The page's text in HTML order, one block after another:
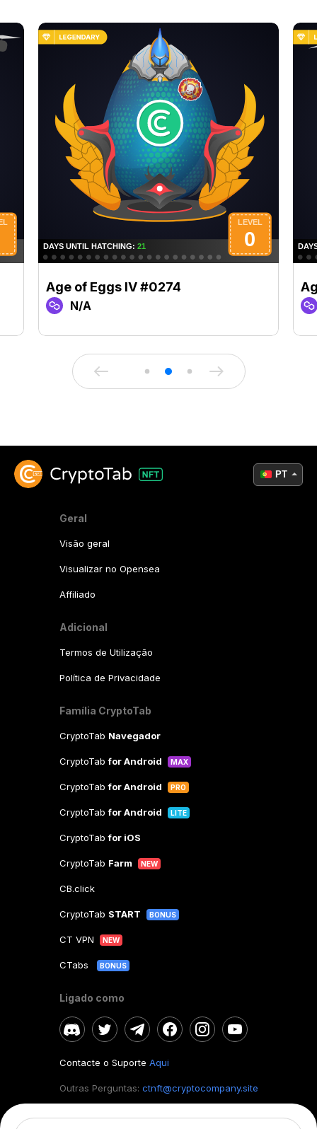
Age of Eggs IV #0274
N/A
Geral
Visão geral
Visualizar no Opensea
Affiliado
Adicional
Termos de Utilização
Política de Privacidade
Família CryptoTab
CryptoTab Navegador
CryptoTabfor Android MAX
CryptoTabfor Android PRO
CryptoTabfor Android LITE
CryptoTabfor iOS
CryptoTab Farm NEW
CB.click
CryptoTab START BONUS
CT VPN NEW
CTabs BONUS
Ligado como
Contacte o Suporte Aqui
Outras Perguntas: ctnft@cryptocompany.site
PT